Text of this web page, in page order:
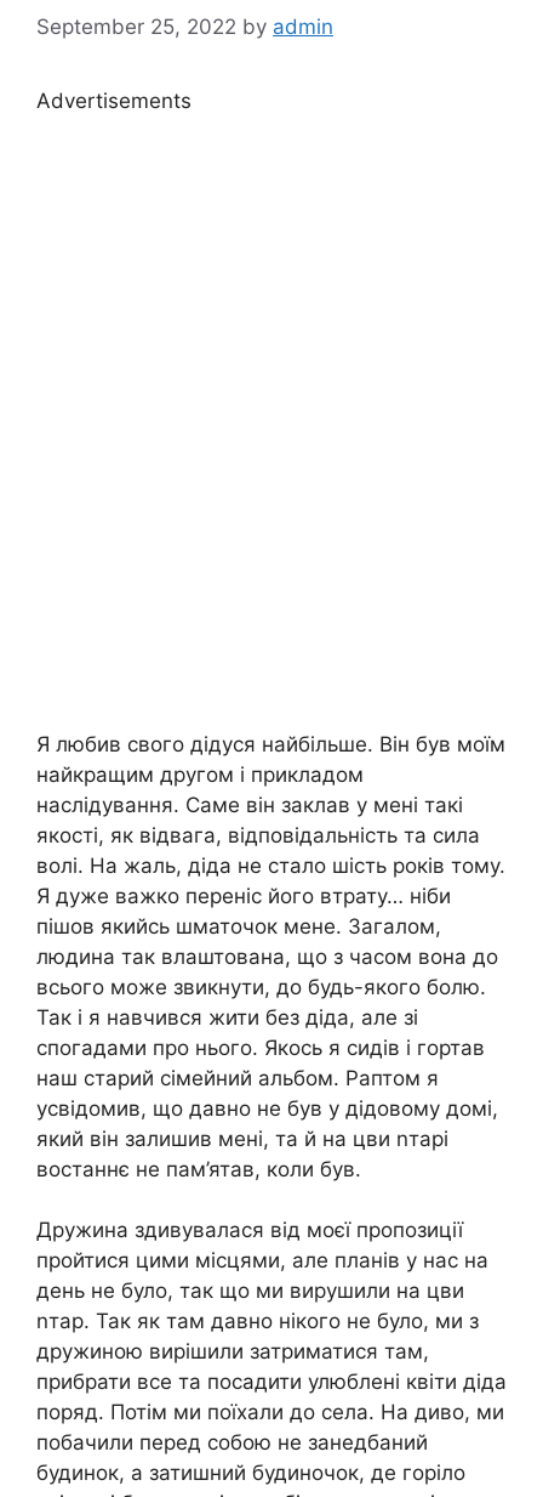
September 25, 2022 by admin
Advertisements
Я любив свого дідуся найбільше. Він був моїм
найкращим другом і прикладом
наслідування. Саме він заклав у мені такі
якості, як відвага, відповідальність та сила
волі. На жаль, діда не стало шість років тому.
Я дуже важко переніс його втрату… ніби
пішов якийсь шматочок мене. Загалом,
людина так влаштована, що з часом вона до
всього може звикнути, до будь-якого болю.
Так і я навчився жити без діда, але зі
спогадами про нього. Якось я сидів і гортав
наш старий сімейний альбом. Раптом я
усвідомив, що давно не був у дідовому домі,
який він залишив мені, та й на цви nтарі
востаннє не пам’ятав, коли був.
Дружина здивувалася від моєї пропозиції
пройтися цими місцями, але планів у нас на
день не було, так що ми вирушили на цви
nтар. Так як там давно нікого не було, ми з
дружиною вирішили затриматися там,
прибрати все та посадити улюблені квіти діда
поряд. Потім ми поїхали до села. На диво, ми
побачили перед собою не занедбаний
будинок, а затишний будиночок, де горіло